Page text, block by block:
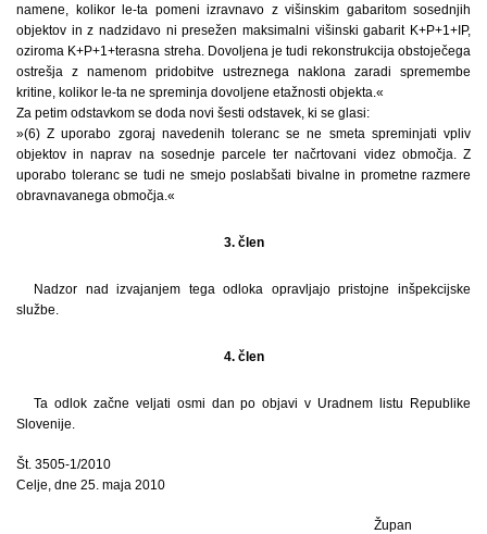
namene, kolikor le-ta pomeni izravnavo z višinskim gabaritom sosednjih
objektov in z nadzidavo ni presežen maksimalni višinski gabarit K+P+1+IP,
oziroma K+P+1+terasna streha. Dovoljena je tudi rekonstrukcija obstoječega
ostrešja z namenom pridobitve ustreznega naklona zaradi spremembe
kritine, kolikor le-ta ne spreminja dovoljene etažnosti objekta.«
Za petim odstavkom se doda novi šesti odstavek, ki se glasi:
»(6) Z uporabo zgoraj navedenih toleranc se ne smeta spreminjati vpliv
objektov in naprav na sosednje parcele ter načrtovani videz območja. Z
uporabo toleranc se tudi ne smejo poslabšati bivalne in prometne razmere
obravnavanega območja.«
3. člen
Nadzor nad izvajanjem tega odloka opravljajo pristojne inšpekcijske
službe.
4. člen
Ta odlok začne veljati osmi dan po objavi v Uradnem listu Republike
Slovenije.
Št. 3505-1/2010
Celje, dne 25. maja 2010
Župan